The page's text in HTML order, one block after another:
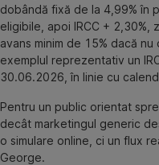
dobândă fixă de la 4,99% în
eligibile, apoi IRCC + 2,30%,
avans minim de 15% dacă
exemplul reprezentativ un
30.06.2026, în linie cu
Pentru un public orientat
decât marketingul generic
o simulare online, ci un flux
George.